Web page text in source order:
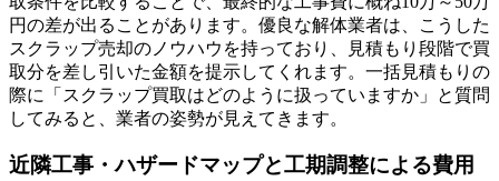
円の差が出ることがあります。優良な解体業者は、こうした
スクラップ売却のノウハウを持っており、見積もり段階で買
取分を差し引いた金額を提示してくれます。一括見積もりの
際に「スクラップ買取はどのように扱っていますか」と質問
してみると、業者の姿勢が見えてきます。
近隣工事・ハザードマップと工期調整による費用